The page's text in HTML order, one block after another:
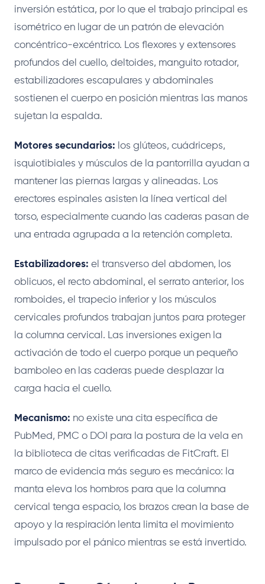
inversión estática, por lo que el trabajo principal es
isométrico en lugar de un patrón de elevación
concéntrico-excéntrico. Los flexores y extensores
profundos del cuello, deltoides, manguito rotador,
estabilizadores escapulares y abdominales
sostienen el cuerpo en posición mientras las manos
sujetan la espalda.
Motores secundarios: los glúteos, cuádriceps,
isquiotibiales y músculos de la pantorrilla ayudan a
mantener las piernas largas y alineadas. Los
erectores espinales asisten la línea vertical del
torso, especialmente cuando las caderas pasan de
una entrada agrupada a la retención completa.
Estabilizadores: el transverso del abdomen, los
oblicuos, el recto abdominal, el serrato anterior, los
romboides, el trapecio inferior y los músculos
cervicales profundos trabajan juntos para proteger
la columna cervical. Las inversiones exigen la
activación de todo el cuerpo porque un pequeño
bamboleo en las caderas puede desplazar la
carga hacia el cuello.
Mecanismo: no existe una cita específica de
PubMed, PMC o DOI para la postura de la vela en
la biblioteca de citas verificadas de FitCraft. El
marco de evidencia más seguro es mecánico: la
manta eleva los hombros para que la columna
cervical tenga espacio, los brazos crean la base de
apoyo y la respiración lenta limita el movimiento
impulsado por el pánico mientras se está invertido.